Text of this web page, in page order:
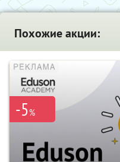
Похожие акции:
-5%